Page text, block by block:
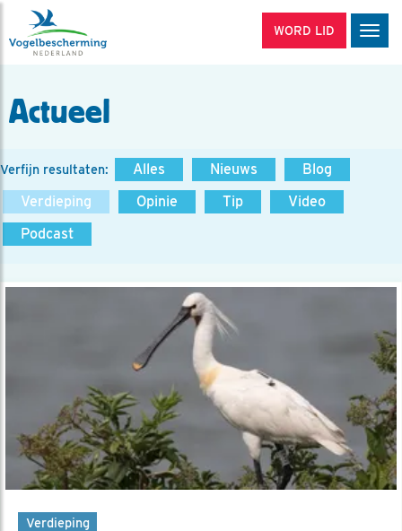
WORD LID
Actueel
Verfijn resultaten: Alles Nieuws
Blog
Verdieping
Opinie Tip
Video
Podcast
Verdieping